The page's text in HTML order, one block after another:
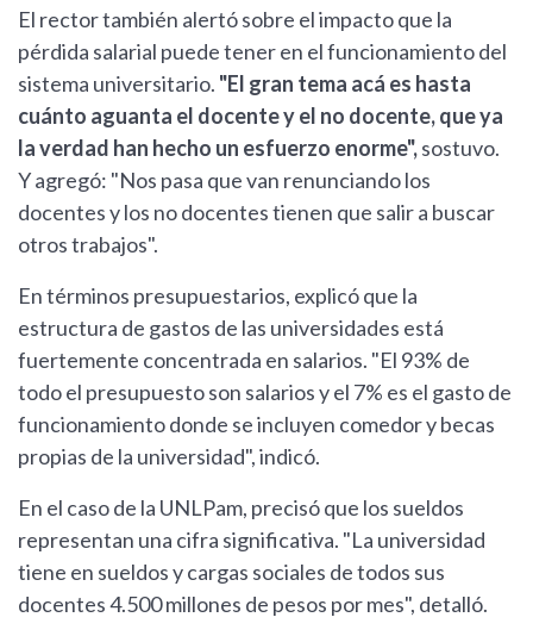
El rector también alertó sobre el impacto que la
pérdida salarial puede tener en el funcionamiento del
sistema universitario. "El gran tema acá es hasta
cuánto aguanta el docente y el no docente, que ya
la verdad han hecho un esfuerzo enorme",sostuvo.
Y agregó: "Nos pasa que van renunciando los
docentes y los no docentes tienen que salir a buscar
otros trabajos".
En términos presupuestarios, explicó que la
estructura de gastos de las universidades está
fuertemente concentrada en salarios. "El 93% de
todo el presupuesto son salarios y el 7% es el gasto de
funcionamiento donde se incluyen comedor y becas
propias de la universidad", indicó.
En el caso de la UNLPam, precisó que los sueldos
representan una cifra significativa. "La universidad
tiene en sueldos y cargas sociales de todos sus
docentes 4.500 millones de pesos por mes", detalló.